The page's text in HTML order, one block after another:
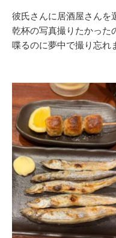
彼氏さんに居酒屋さんを
乾杯の写真撮りたかった
喋るのに夢中で撮り忘れ